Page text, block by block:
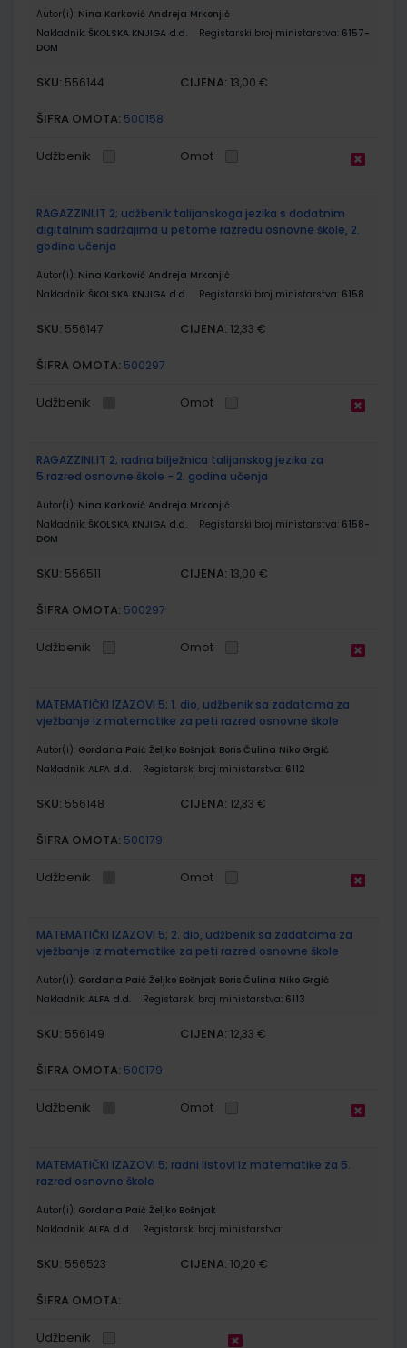
Autor(i): Nina Karković Andreja Mrkonjić
Nakladnik: ŠKOLSKA KNJIGA d.d. Registarski broj ministarstva: 6157-
DOM
SKU: 556144 CIJENA: 13,00 €
ŠIFRA OMOTA: 500158
Udžbenik Omot
RAGAZZINI.IT 2; udžbenik talijanskoga jezika s dodatnim
digitalnim sadržajima u petome razredu osnovne škole, 2.
godina učenja
Autor(i): Nina Karković Andreja Mrkonjić
Nakladnik: ŠKOLSKA KNJIGA d.d. Registarski broj ministarstva: 6158
SKU: 556147 CIJENA: 12,33 €
ŠIFRA OMOTA: 500297
Udžbenik Omot
RAGAZZINI.IT 2; radna bilježnica talijanskog jezika za
5.razred osnovne škole - 2. godina učenja
Autor(i): Nina Karković Andreja Mrkonjić
Nakladnik: ŠKOLSKA KNJIGA d.d. Registarski broj ministarstva: 6158-
DOM
SKU: 556511 CIJENA: 13,00 €
ŠIFRA OMOTA: 500297
Udžbenik Omot
MATEMATIČKI IZAZOVI 5; 1. dio, udžbenik sa zadatcima za
vježbanje iz matematike za peti razred osnovne škole
Autor(i): Gordana Paić Željko Bošnjak Boris Čulina Niko Grgić
Nakladnik: ALFA d.d. Registarski broj ministarstva: 6112
SKU: 556148 CIJENA: 12,33 €
ŠIFRA OMOTA: 500179
Udžbenik Omot
MATEMATIČKI IZAZOVI 5; 2. dio, udžbenik sa zadatcima za
vježbanje iz matematike za peti razred osnovne škole
Autor(i): Gordana Paić Željko Bošnjak Boris Čulina Niko Grgić
Nakladnik: ALFA d.d. Registarski broj ministarstva: 6113
SKU: 556149 CIJENA: 12,33 €
ŠIFRA OMOTA: 500179
Udžbenik Omot
MATEMATIČKI IZAZOVI 5; radni listovi iz matematike za 5.
razred osnovne škole
Autor(i): Gordana Paić Željko Bošnjak
Nakladnik: ALFA d.d. Registarski broj ministarstva:
SKU: 556523 CIJENA: 10,20 €
ŠIFRA OMOTA:
Udžbenik